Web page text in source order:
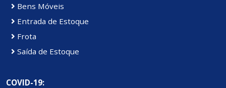
Bens Móveis
Entrada de Estoque
Frota
Saída de Estoque
COVID-19: